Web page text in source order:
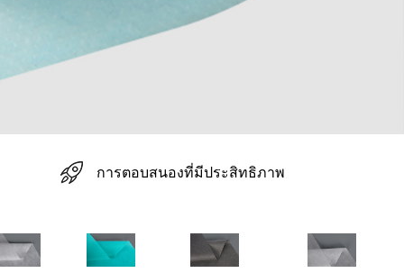
การตอบสนองที่มีประสิทธิภาพ